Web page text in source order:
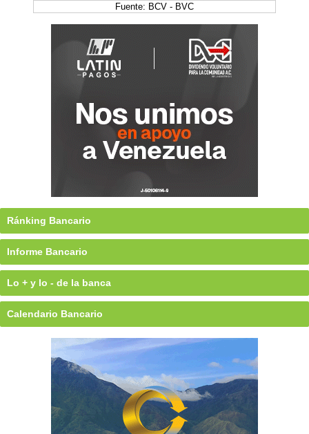
Fuente: BCV - BVC
Ránking Bancario
Informe Bancario
Lo + y lo - de la banca
Calendario Bancario